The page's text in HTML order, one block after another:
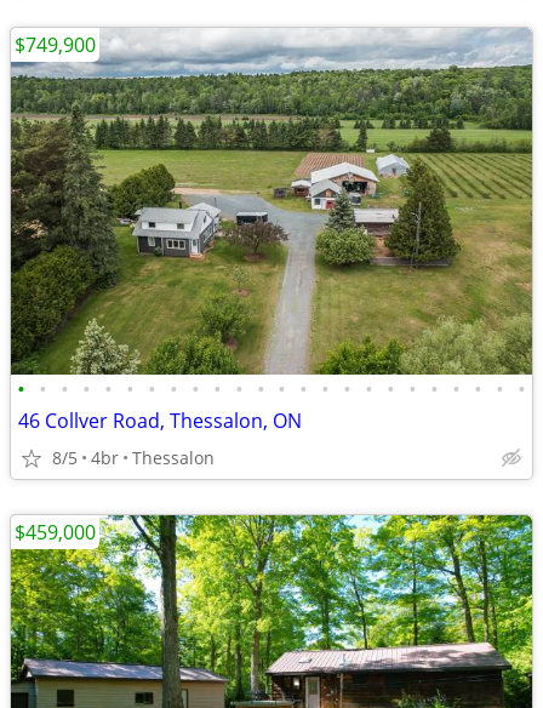
• • • • • • • • • • • • • • • • • • • • • • • •
46 Collver Road, Thessalon, ON
8/5 4br Thessalon
$749,900
$459,000